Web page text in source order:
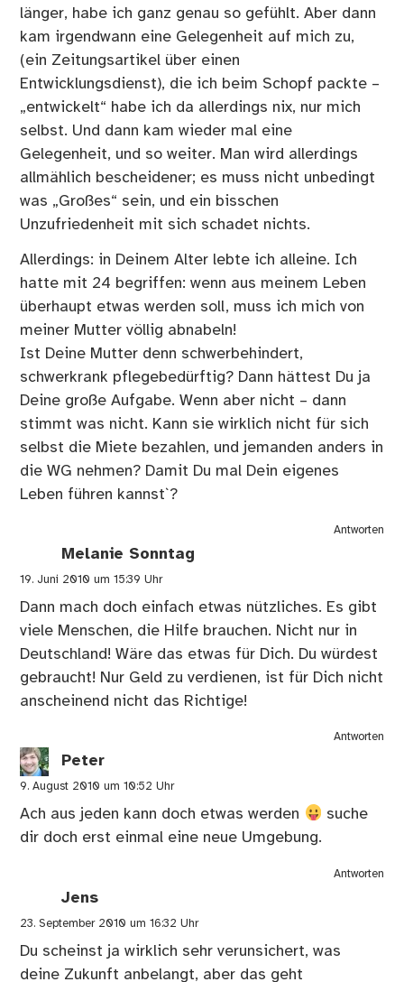
länger, habe ich ganz genau so gefühlt. Aber dann
kam irgendwann eine Gelegenheit auf mich zu,
(ein Zeitungsartikel über einen
Entwicklungsdienst), die ich beim Schopf packte –
„entwickelt“ habe ich da allerdings nix, nur mich
selbst. Und dann kam wieder mal eine
Gelegenheit, und so weiter. Man wird allerdings
allmählich bescheidener; es muss nicht unbedingt
was „Großes“ sein, und ein bisschen
Unzufriedenheit mit sich schadet nichts.
Allerdings: in Deinem Alter lebte ich alleine. Ich
hatte mit 24 begriffen: wenn aus meinem Leben
überhaupt etwas werden soll, muss ich mich von
meiner Mutter völlig abnabeln!
Ist Deine Mutter denn schwerbehindert,
schwerkrank pflegebedürftig? Dann hättest Du ja
Deine große Aufgabe. Wenn aber nicht – dann
stimmt was nicht. Kann sie wirklich nicht für sich
selbst die Miete bezahlen, und jemanden anders in
die WG nehmen? Damit Du mal Dein eigenes
Leben führen kannst`?
Antworten
Melanie Sonntag
19. Juni 2010 um 15:39 Uhr
Dann mach doch einfach etwas nützliches. Es gibt
viele Menschen, die Hilfe brauchen. Nicht nur in
Deutschland! Wäre das etwas für Dich. Du würdest
gebraucht! Nur Geld zu verdienen, ist für Dich nicht
anscheinend nicht das Richtige!
Antworten
Peter
9. August 2010 um 10:52 Uhr
Ach aus jeden kann doch etwas werden
suche
dir doch erst einmal eine neue Umgebung.
Antworten
Jens
23. September 2010 um 16:32 Uhr
Du scheinst ja wirklich sehr verunsichert, was
deine Zukunft anbelangt, aber das geht